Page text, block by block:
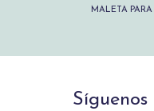
MALETA PARA
Síguenos